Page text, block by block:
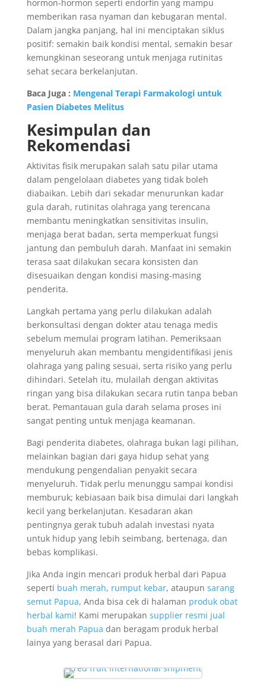
hormon-hormon seperti endorfin yang mampu
memberikan rasa nyaman dan kebugaran mental.
Dalam jangka panjang, hal ini menciptakan siklus
positif: semakin baik kondisi mental, semakin besar
kemungkinan seseorang untuk menjaga rutinitas
sehat secara berkelanjutan.
Baca Juga : Mengenal Terapi Farmakologi untuk
Pasien Diabetes Melitus
Kesimpulan dan
Rekomendasi
Aktivitas fisik merupakan salah satu pilar utama
dalam pengelolaan diabetes yang tidak boleh
diabaikan. Lebih dari sekadar menurunkan kadar
gula darah, rutinitas olahraga yang terencana
membantu meningkatkan sensitivitas insulin,
menjaga berat badan, serta memperkuat fungsi
jantung dan pembuluh darah. Manfaat ini semakin
terasa saat dilakukan secara konsisten dan
disesuaikan dengan kondisi masing-masing
penderita.
Langkah pertama yang perlu dilakukan adalah
berkonsultasi dengan dokter atau tenaga medis
sebelum memulai program latihan. Pemeriksaan
menyeluruh akan membantu mengidentifikasi jenis
olahraga yang paling sesuai, serta risiko yang perlu
dihindari. Setelah itu, mulailah dengan aktivitas
ringan yang bisa dilakukan secara rutin tanpa beban
berat. Pemantauan gula darah selama proses ini
sangat penting untuk menjaga keamanan.
Bagi penderita diabetes, olahraga bukan lagi pilihan,
melainkan bagian dari gaya hidup sehat yang
mendukung pengendalian penyakit secara
menyeluruh. Tidak perlu menunggu sampai kondisi
memburuk; kebiasaan baik bisa dimulai dari langkah
kecil yang berkelanjutan. Kesadaran akan
pentingnya gerak tubuh adalah investasi nyata
untuk hidup yang lebih seimbang, bertenaga, dan
bebas komplikasi.
Jika Anda ingin mencari produk herbal dari Papua
seperti buah merah, rumput kebar, ataupun sarang
semut Papua, Anda bisa cek di halaman produk obat
herbal kami! Kami merupakan supplier resmi jual
buah merah Papua dan beragam produk herbal
lainya yang berasal dari Papua.